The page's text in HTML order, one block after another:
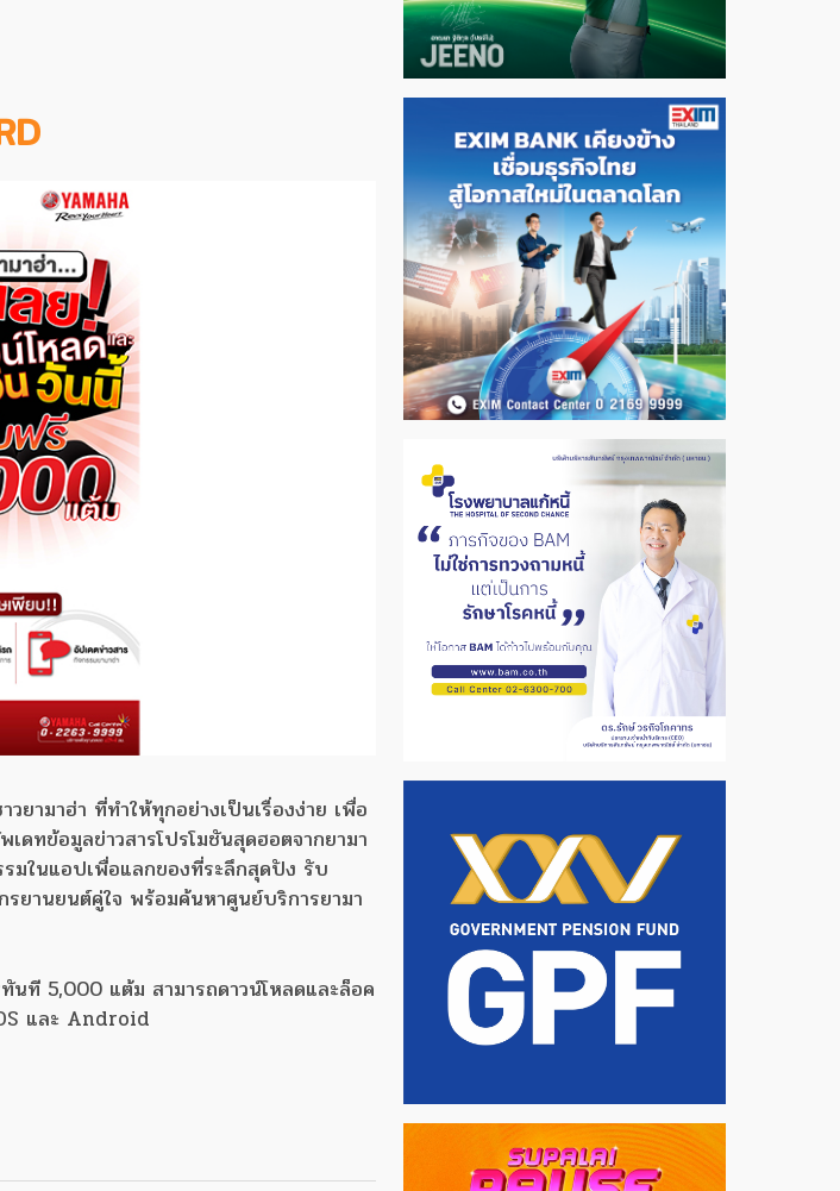
ยามาฮ่า ที่ทำให้ทุกอย่างเป็นเรื่องง่าย เพื่อ
ดทข้อมูลข่าวสารโปรโมชันสุดฮอตจากยามา
รมในแอปเพื่อแลกของที่ระลึกสุดปัง รับ
ยานยนต์คู่ใจ พร้อมค้นหาศูนย์บริการยามา
ที 5,000 แต้ม สามารถดาวน์โหลดและล็อค
และ Android